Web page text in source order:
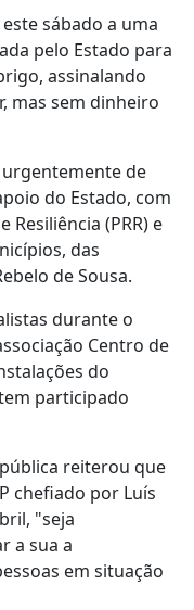
sábado a uma
pelo Estado para
assinalando
mas sem dinheiro
de
do Estado, com
Resiliência (PRR) e
das
de Sousa.
durante o
Centro de
do
participado
reiterou que
chefiado por Luís
"seja
a sua a
em situação